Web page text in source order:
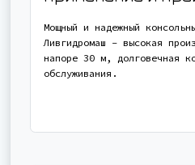
Мощный и надежный
Ливгидромаш - высокая
напоре 30 м, долговечная
обслуживания.